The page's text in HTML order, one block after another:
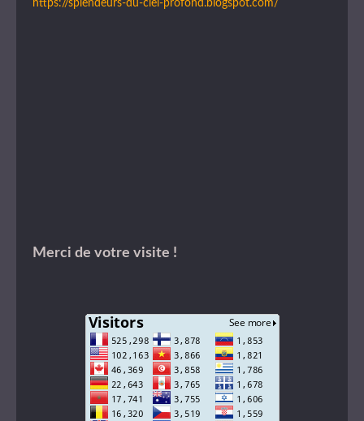
https://splendeurs-du-ciel-profond.blogspot.com/
Merci de votre visite !